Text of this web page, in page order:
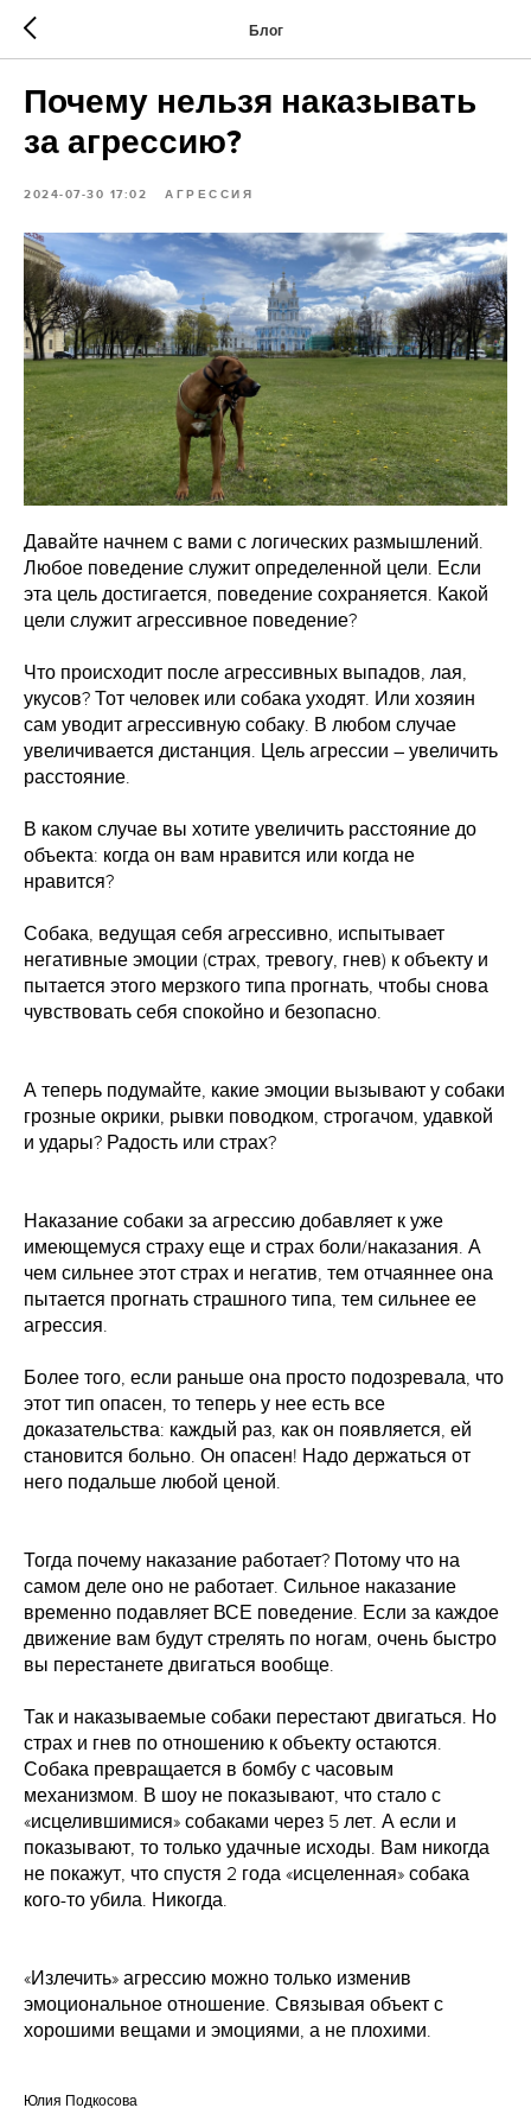
Блог
Почему нельзя наказывать
за агрессию?
2024-07-30 17:02 АГРЕССИЯ
Давайте начнем с вами с логических размышлений.
Любое поведение служит определенной цели. Если
эта цель достигается, поведение сохраняется. Какой
цели служит агрессивное поведение?
Что происходит после агрессивных выпадов, лая,
укусов? Тот человек или собака уходят. Или хозяин
сам уводит агрессивную собаку. В любом случае
увеличивается дистанция. Цель агрессии – увеличить
расстояние.
В каком случае вы хотите увеличить расстояние до
объекта: когда он вам нравится или когда не
нравится?
Собака, ведущая себя агрессивно, испытывает
негативные эмоции (страх, тревогу, гнев) к объекту и
пытается этого мерзкого типа прогнать, чтобы снова
чувствовать себя спокойно и безопасно.
А теперь подумайте, какие эмоции вызывают у собаки
грозные окрики, рывки поводком, строгачом, удавкой
и удары? Радость или страх?
Наказание собаки за агрессию добавляет к уже
имеющемуся страху еще и страх боли/наказания. А
чем сильнее этот страх и негатив, тем отчаяннее она
пытается прогнать страшного типа, тем сильнее ее
агрессия.
Более того, если раньше она просто подозревала, что
этот тип опасен, то теперь у нее есть все
доказательства: каждый раз, как он появляется, ей
становится больно. Он опасен! Надо держаться от
него подальше любой ценой.
Тогда почему наказание работает? Потому что на
самом деле оно не работает. Сильное наказание
временно подавляет ВСЕ поведение. Если за каждое
движение вам будут стрелять по ногам, очень быстро
вы перестанете двигаться вообще.
Так и наказываемые собаки перестают двигаться. Но
страх и гнев по отношению к объекту остаются.
Собака превращается в бомбу с часовым
механизмом. В шоу не показывают, что стало с
«исцелившимися» собаками через 5 лет. А если и
показывают, то только удачные исходы. Вам никогда
не покажут, что спустя 2 года «исцеленная» собака
кого-то убила. Никогда.
«Излечить» агрессию можно только изменив
эмоциональное отношение. Связывая объект с
хорошими вещами и эмоциями, а не плохими.
Юлия Подкосова